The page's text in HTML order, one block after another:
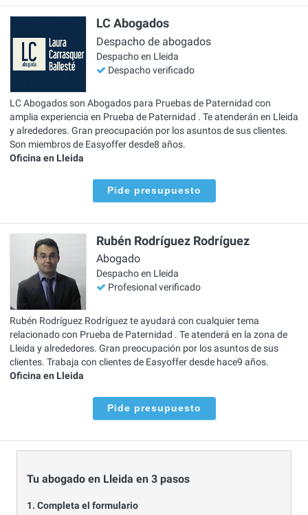
LC Abogados
Despacho de abogados
Despacho en Lleida
Despacho verificado
LC Abogados son Abogados para Pruebas de Paternidad con
amplia experiencia en Prueba de Paternidad . Te atenderán en Lleida
y alrededores. Gran preocupación por los asuntos de sus clientes.
Son miembros de Easyoffer desde8 años.
Oficina en Lleida
Pide presupuesto
Rubén Rodríguez Rodríguez
Abogado
Despacho en Lleida
Profesional verificado
Rubén Rodríguez Rodríguez te ayudará con cualquier tema
relacionado con Prueba de Paternidad . Te atenderá en la zona de
Lleida y alrededores. Gran preocupación por los asuntos de sus
clientes. Trabaja con clientes de Easyoffer desde hace9 años.
Oficina en Lleida
Pide presupuesto
Tu abogado en Lleida en 3 pasos
1. Completa el formulario